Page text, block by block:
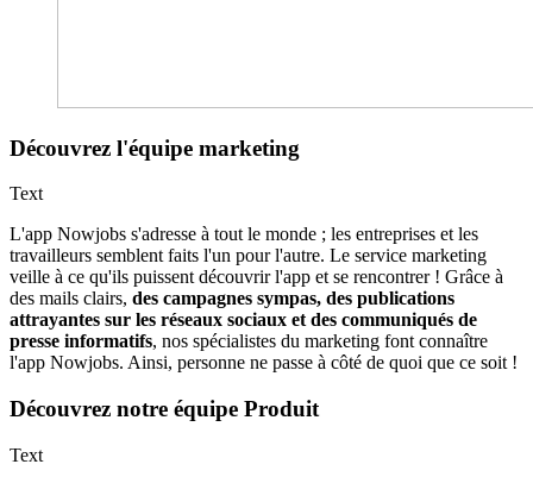
Découvrez l'équipe marketing
Text
L'app Nowjobs s'adresse à tout le monde ; les entreprises et les
travailleurs semblent faits l'un pour l'autre. Le service marketing
veille à ce qu'ils puissent découvrir l'app et se rencontrer ! Grâce à
des mails clairs, des campagnes sympas, des publications
attrayantes sur les réseaux sociaux et des communiqués de
presse informatifs, nos spécialistes du marketing font connaître
l'app Nowjobs. Ainsi, personne ne passe à côté de quoi que ce soit !
Découvrez notre équipe Produit
Text